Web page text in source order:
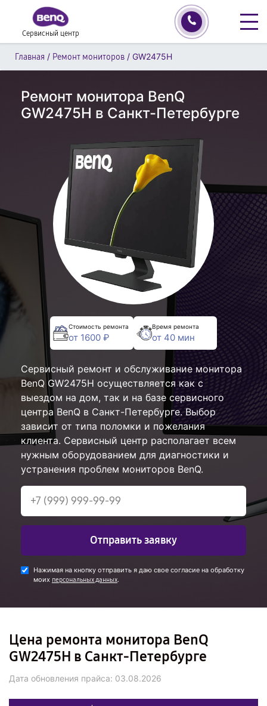
Сервисный центр
Главная / Ремонт мониторов / GW2475H
Ремонт монитора BenQ
GW2475H в Санкт-Петербурге
Стоимость ремонта
от 1600 ₽
Время ремонта
от 40 мин
Сервисный ремонт и обслуживание монитора
BenQ GW2475H осуществляется как с
выездом на дом, так и на базе сервисного
центра BenQ в Санкт-Петербурге. Выбор
зависит от типа поломки и пожелания
клиента. Сервисный центр располагает всем
нужным оборудованием для диагностики и
устранения проблем мониторов BenQ.
Отправить заявку
Нажимая на кнопку отправить я даю свое согласие на обработку
моих персональных данных.
Цена ремонта монитора BenQ
GW2475H в Санкт-Петербурге
Дата обновления прайса: 03.08.2026